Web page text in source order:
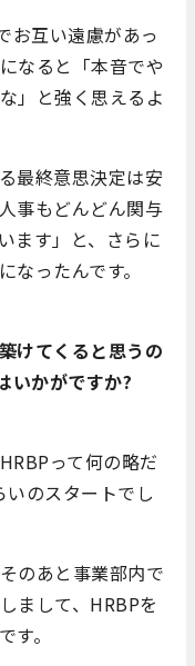
お互い遠慮があっ
なると「本音でや
」と強く思えるよ
最終意思決定は安
事もどんどん関与
ます」と、さらに
なったんです。
けてくると思うの
いかがですか?
って何の略だ
のスタートでし
のあと事業部内で
まして、HRBPを
。